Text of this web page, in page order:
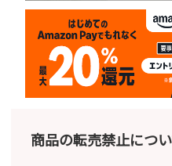
商品の転売禁止につ